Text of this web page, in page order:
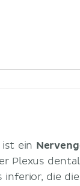
ein
Plexus
inferior, die